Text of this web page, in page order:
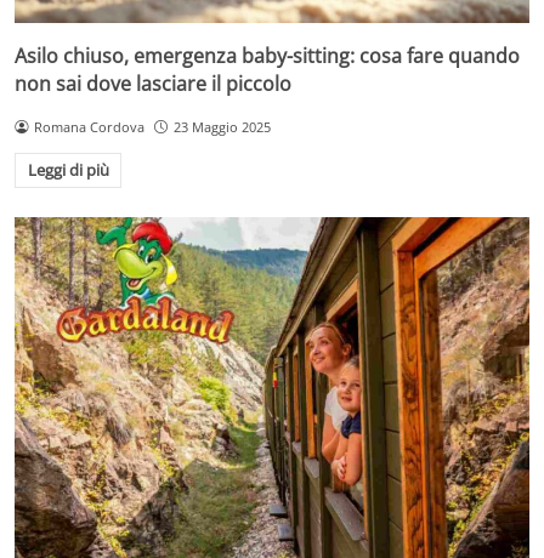
Asilo chiuso, emergenza baby-sitting: cosa fare quando
non sai dove lasciare il piccolo
Romana Cordova 23 Maggio 2025
Leggi di più